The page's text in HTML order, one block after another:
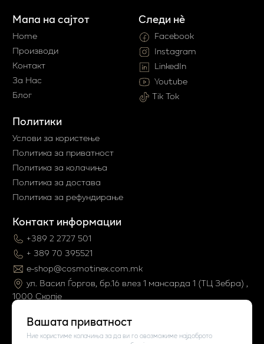
Вашата приватност
Ние користиме колачиња за да ви го овозможиме најдоброто
Мапа на сајтот
Home
Производи
Контакт
За Нас
Блог
Политики
Услови за користење
Политика за приватност
Политика за колачиња
Политика за достава
Политика за рефундирање
Контакт информации
+389 2 2727 501
+ 389 70 395521
e-shop@cosmotinex.com.mk
ул. Васил Ѓоргов, бр.16 влез 1 мaнсарда 1 (ТЦ Зебра) ,
1000 Скопје
Следи нè
Facebook
Instagram
LinkedIn
Youtube
Tik Tok